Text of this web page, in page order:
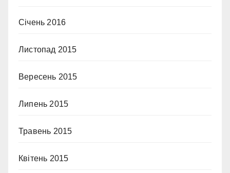
Січень 2016
Листопад 2015
Вересень 2015
Липень 2015
Травень 2015
Квітень 2015